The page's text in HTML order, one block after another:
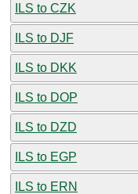
ILS to CZK
ILS to DJF
ILS to DKK
ILS to DOP
ILS to DZD
ILS to EGP
ILS to ERN